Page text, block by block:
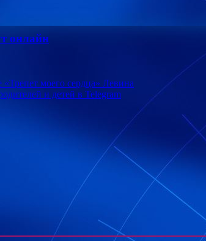
онлайн
моего сердца» Левина
и детей в Telegram